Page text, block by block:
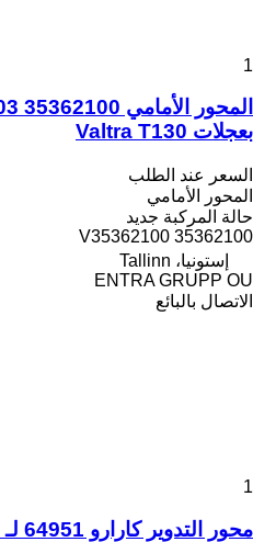
1
بعجلات Valtra T130
السعر عند الطلب
المحور الأمامي
حالة المركبة جديد
35362100 V35362100
إستونيا، Tallinn
ENTRA GRUPP OU
الاتصال بالبائع
1
محور التدوير كارارو 64951 لـ جرار بعجلات Landini